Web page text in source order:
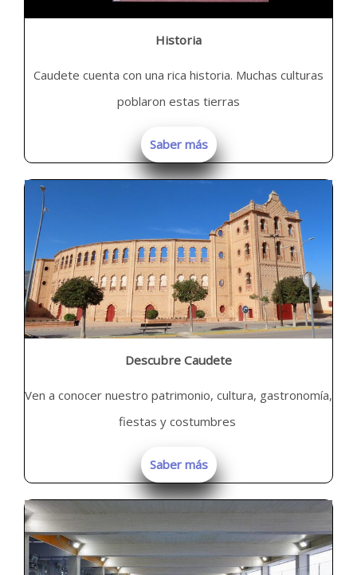
Historia
Caudete cuenta con una rica historia. Muchas culturas
poblaron estas tierras
Saber más
Descubre Caudete
Ven a conocer nuestro patrimonio, cultura, gastronomía,
fiestas y costumbres
Saber más